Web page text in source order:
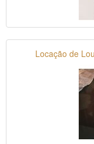
Locação de